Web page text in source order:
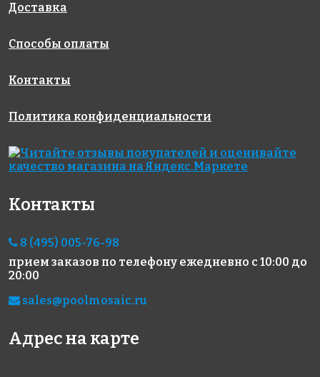
Доставка
Способы оплаты
Контакты
Политика конфиденциальности
Контакты
8 (495) 005-76-98
прием заказов по телефону ежедневно с 10:00 до
20:00
sales@poolmosaic.ru
Адрес на карте